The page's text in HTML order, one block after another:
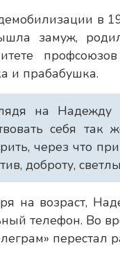
в
замуж,
и прабабушка.
на Надежду
себя
через что
доброту,
на возраст,
телефон. Во
перестал